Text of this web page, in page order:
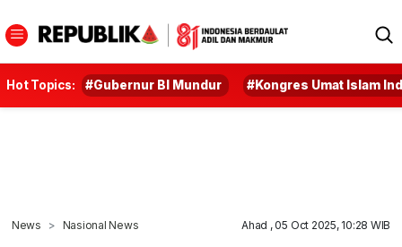
Hot Topics: #Gubernur BI Mundur #Kongres Umat Islam
News Nasional News Ahad , 05 Oct 2025, 10:28 WIB